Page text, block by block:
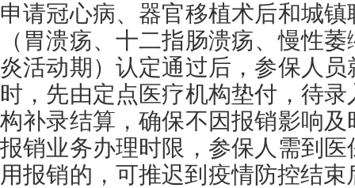
申请冠心病、器官移植术后和城
（胃溃疡、十二指肠溃疡、慢性
炎活动期）认定通过后，参保人
时，先由定点医疗机构垫付，待
构补录结算，确保不因报销影响
报销业务办理时限，参保人需到
用报销的，可推迟到疫情防控结